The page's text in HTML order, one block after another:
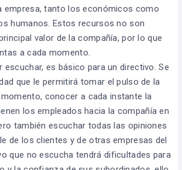
empresa, tanto los económicos como
humanos. Estos recursos no son
valor de la compañía, por lo que
a cada momento.
escuchar, es básico para un directivo. Se
que le permitirá tomar el pulso de la
conocer a cada instante la
los empleados hacia la compañía en
también escuchar todas las opiniones
de los clientes y de otras empresas del
que no escucha tendrá dificultades para